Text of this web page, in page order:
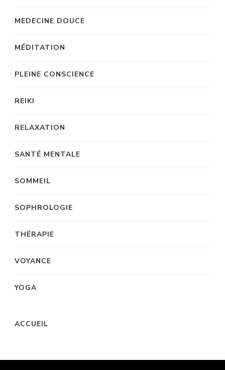
MEDECINE DOUCE
MÉDITATION
PLEINE CONSCIENCE
REIKI
RELAXATION
SANTÉ MENTALE
SOMMEIL
SOPHROLOGIE
THÉRAPIE
VOYANCE
YOGA
ACCUEIL